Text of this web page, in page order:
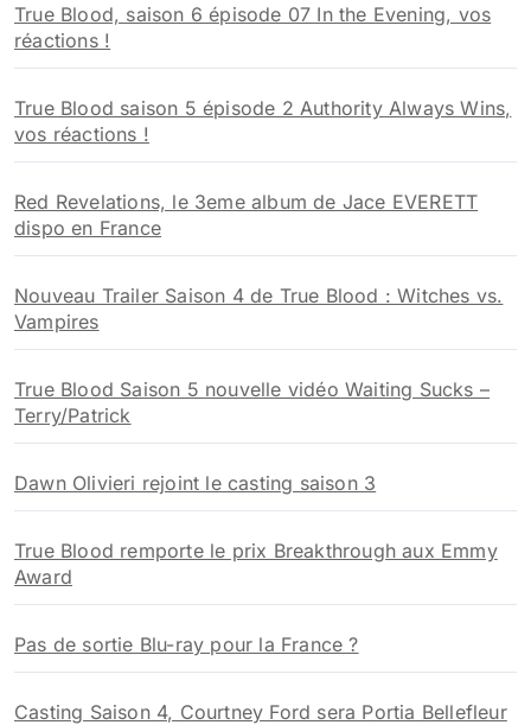
:True Blood, saison 6 épisode 07 In the Evening, vos
réactions !
True Blood saison 5 épisode 2 Authority Always Wins,
vos réactions !
Red Revelations, le 3eme album de Jace EVERETT
dispo en France
Nouveau Trailer Saison 4 de True Blood : Witches vs.
Vampires
True Blood Saison 5 nouvelle vidéo Waiting Sucks –
Terry/Patrick
Dawn Olivieri rejoint le casting saison 3
True Blood remporte le prix Breakthrough aux Emmy
Award
Pas de sortie Blu-ray pour la France ?
Casting Saison 4, Courtney Ford sera Portia Bellefleur